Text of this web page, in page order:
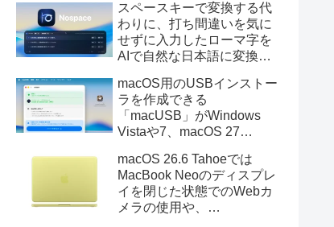
画の質問やAsk ChatGPT機
能を追加。
スペースキーで変換する代
わりに、打ち間違いを気に
せずに入力したローマ字を
AIで自然な日本語に変換し
力アプリ「Nospace」がリ
リース。
macOS用のUSBインストー
ラを作成できる
「macUSB」がWindows
Vistaや7、macOS 27
トーラの作成に対応。
macOS 26.6 Tahoeでは
MacBook Neoのディスプレ
イを閉じた状態でのWebカ
メラの使用や、